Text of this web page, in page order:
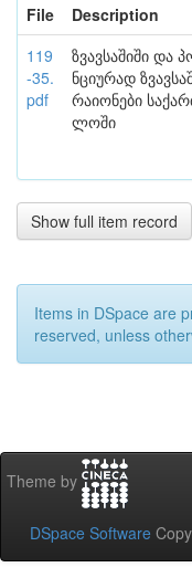
File
Description
119
-35.
pdf
ზვავსაშიში და
ნციურად
რაიონები
ლოში
Show full item record
Items in DSpace are
reserved, unless
Theme by
DSpace Software